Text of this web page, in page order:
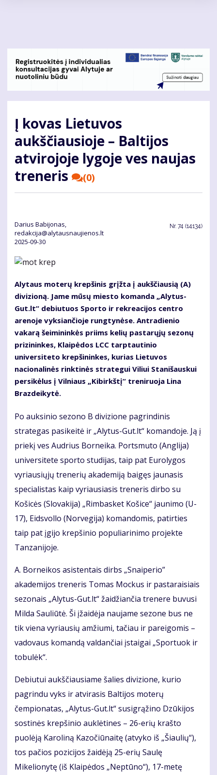
Į kovas Lietuvos
aukščiausioje – Baltijos
atvirojoje lygoje ves naujas
treneris
(0)
Da­rius Ba­bi­jo­nas,
redakcija@alytausnaujienos.lt
2025-09-30
Nr. 74 (14134)
Alytaus moterų krepšinis grįžta į aukščiausią (A)
divizioną. Jame mūsų miesto komanda „Alytus-
Gut.lt“ debiutuos Sporto ir rekreacijos centro
arenoje vyksiančioje rungtynėse. Antradienio
vakarą šeimininkės priims kelių pastarųjų sezonų
prizininkes, Klaipėdos LCC tarptautinio
universiteto krepšininkes, kurias Lietuvos
nacionalinės rinktinės strategui Viliui Stanišauskui
persikėlus į Vilniaus „Kibirkštį“ treniruoja Lina
Brazdeikytė.
Po auksinio sezono B divizione pagrindinis
strategas pasikeitė ir „Alytus-Gut.lt“ komandoje. Ją į
priekį ves Audrius Borneika. Portsmuto (Anglija)
universitete sporto studijas, taip pat Eurolygos
vyriausiųjų trenerių akademiją baigęs jaunasis
specialistas kaip vyriausiasis treneris dirbo su
Košicės (Slovakija) „Rimbasket Košice“ jaunimo (U-
17), Eidsvollo (Norvegija) komandomis, patirties
taip pat įgijo krepšinio populiarinimo projekte
Tanzanijoje.
A. Borneikos asistentais dirbs „Snaiperio”
akademijos treneris Tomas Mockus ir pastaraisiais
sezonais „Alytus-Gut.lt“ žaidžiančia trenere buvusi
Milda Sauliūtė. Ši įžaidėja naujame sezone bus ne
tik viena vyriausių amžiumi, tačiau ir pareigomis –
vadovaus komandą valdančiai įstaigai „Sportuok ir
tobulėk“.
Debiutui aukščiausiame šalies divizione, kurio
pagrindu vyks ir atvirasis Baltijos moterų
čempionatas, „Alytus-Gut.lt“ susigrąžino Dzūkijos
sostinės krepšinio auklėtines – 26-erių krašto
puolėją Karoliną Kazočiūnaitę (atvyko iš „Šiaulių“),
tos pačios pozicijos žaidėją 25-erių Saulę
Mikelionytę (iš Klaipėdos „Neptūno“), 17-metę